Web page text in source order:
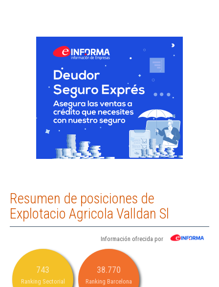
Resumen de posiciones de
Explotacio Agricola Valldan Sl
Información ofrecida por
743
Ranking Sectorial
38.770
Ranking Barcelona